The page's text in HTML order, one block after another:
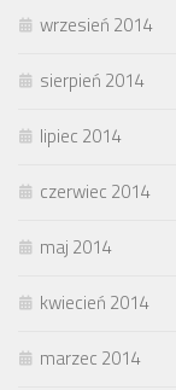
wrzesień 2014
sierpień 2014
lipiec 2014
czerwiec 2014
maj 2014
kwiecień 2014
marzec 2014